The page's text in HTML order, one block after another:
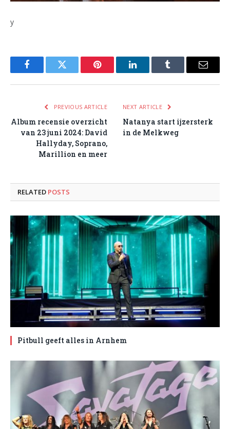
y
FacebookTwitter Pinterest LinkedInTumblr Email
PREVIOUS ARTICLE
Album recensie overzicht
van 23 juni 2024: David
Hallyday, Soprano,
Marillion en meer
NEXT ARTICLE
Natanya start ijzersterk
in de Melkweg
RELATED POSTS
Pitbull geeft alles in Arnhem